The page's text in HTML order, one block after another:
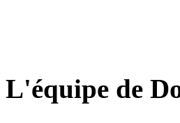
L'équipe de